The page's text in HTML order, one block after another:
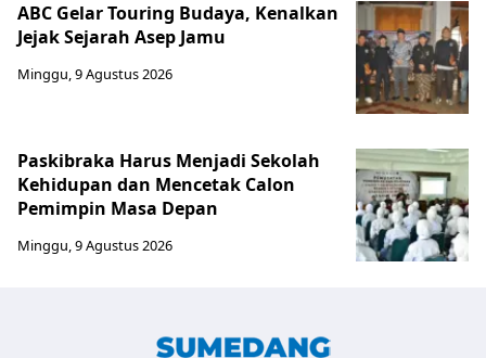
ABC Gelar Touring Budaya, Kenalkan
Jejak Sejarah Asep Jamu
Minggu, 9 Agustus 2026
Paskibraka Harus Menjadi Sekolah
Kehidupan dan Mencetak Calon
Pemimpin Masa Depan
Minggu, 9 Agustus 2026